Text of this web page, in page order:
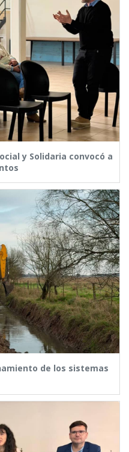
y Solidaria convocó a
de los sistemas